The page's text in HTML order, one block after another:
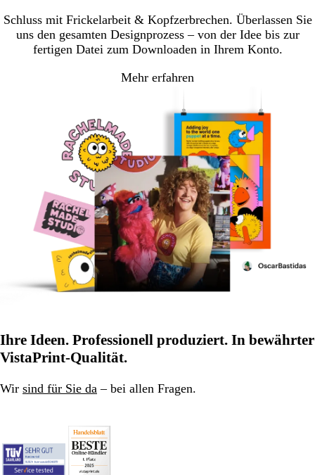
Schluss mit Frickelarbeit & Kopfzerbrechen. Überlassen Sie
uns den gesamten Designprozess – von der Idee bis zur
fertigen Datei zum Downloaden in Ihrem Konto.
Mehr erfahren
Ihre Ideen. Professionell produziert. In bewährter
VistaPrint-Qualität.
Wir sind für Sie da – bei allen Fragen.